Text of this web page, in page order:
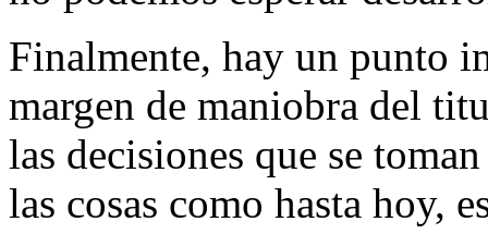
Finalmente, hay un punto
margen de maniobra del
las decisiones que se
las cosas como hasta hoy,